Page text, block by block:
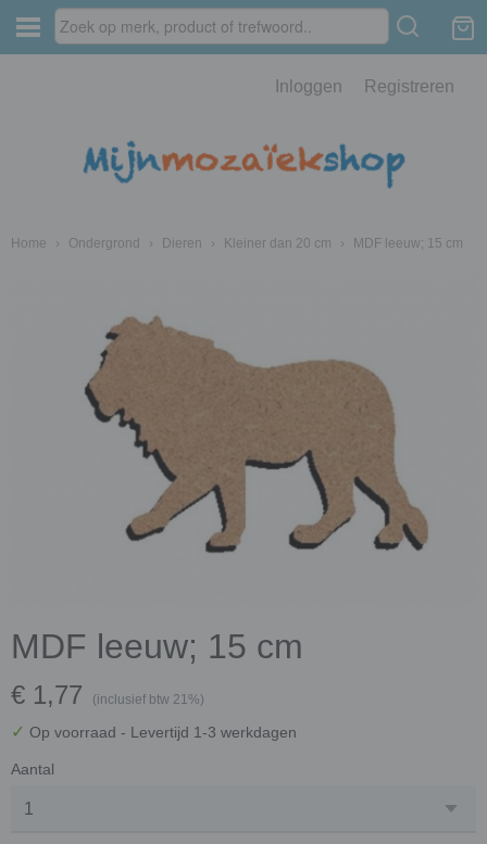
Inloggen Registreren
Home › Ondergrond › Dieren › Kleiner dan 20 cm › MDF leeuw; 15 cm
MDF leeuw; 15 cm
€ 1,77 (inclusief btw 21%)
✓ Op voorraad - Levertijd 1-3 werkdagen
Aantal